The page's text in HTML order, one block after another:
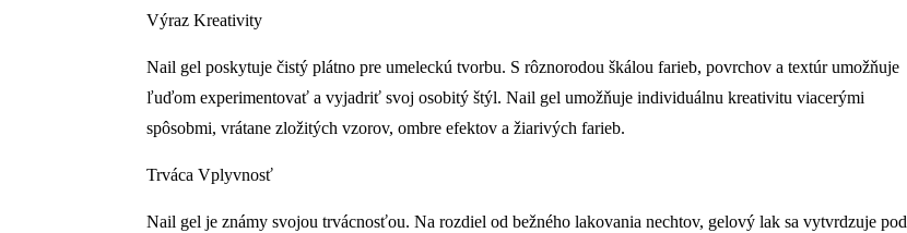
Výraz Kreativity
Nail gel poskytuje čistý plátno pre umeleckú tvorbu. S rôznorodou škálou farieb, povrchov a textúr umožňuje
ľuďom experimentovať a vyjadriť svoj osobitý štýl. Nail gel umožňuje individuálnu kreativitu viacerými
spôsobmi, vrátane zložitých vzorov, ombre efektov a žiarivých farieb.
Trváca Vplyvnosť
Nail gel je známy svojou trvácnosťou. Na rozdiel od bežného lakovania nechtov, gelový lak sa vytvrdzuje pod